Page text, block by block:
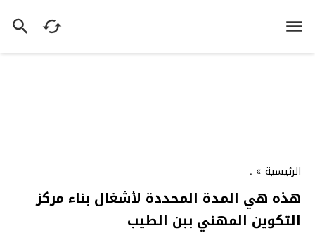
الرئيسية »
.
هذه هي المدة المحددة لأشغال بناء مركز
التكوين المهني ببن الطيب